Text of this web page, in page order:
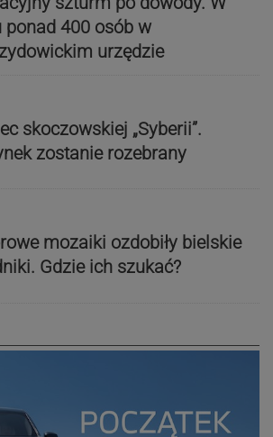
ponad 400 osób w
urzędzie
skoczowskiej „Syberii”.
zostanie rozebrany
mozaiki ozdobiły bielskie
Gdzie ich szukać?